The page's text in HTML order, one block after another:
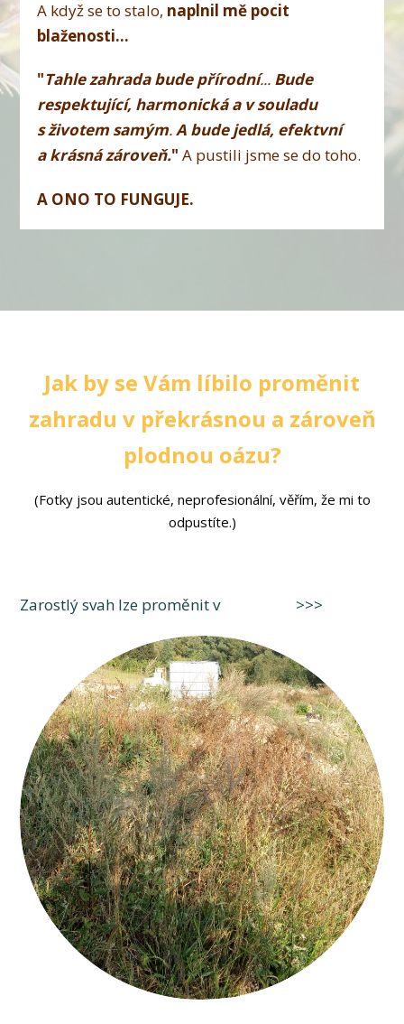
A když se to stalo, naplnil mě pocit
blaženosti...
"Tahle zahrada bude přírodní... Bude
respektující, harmonická a v souladu
s životem samým.A bude jedlá, efektvní
a krásná zároveň." A pustili jsme se do toho.
A ONO TO FUNGUJE.
Jak by se Vám líbilo proměnit
zahradu v překrásnou a zároveň
plodnou oázu?
(Fotky jsou autentické, neprofesionální, věřím, že mi to
odpustíte.)
Zarostlý svah lze proměnit v >>>